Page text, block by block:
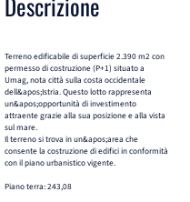
Terreno edificabile di superficie 2.390 m2 con
permesso di costruzione (P+1) situato a
Umag, nota città sulla costa occidentale
dell&apos;Istria. Questo lotto rappresenta
un&apos;opportunità di investimento
attraente grazie alla sua posizione e alla vista
sul mare.
Il terreno si trova in un&apos;area che
consente la costruzione di edifici in conformità
con il piano urbanistico vigente.
Piano terra: 243,08